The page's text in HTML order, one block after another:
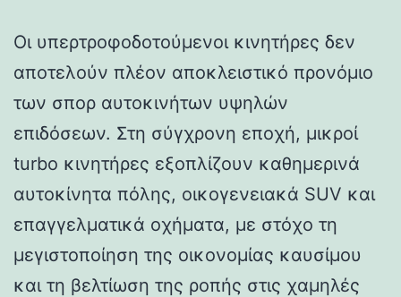
Οι υπερτροφοδοτούμενοι κινητήρες δεν
αποτελούν πλέον αποκλειστικό προνόμιο
των σπορ αυτοκινήτων υψηλών
επιδόσεων. Στη σύγχρονη εποχή, μικροί
turbo κινητήρες εξοπλίζουν καθημερινά
αυτοκίνητα πόλης, οικογενειακά SUV και
επαγγελματικά οχήματα, με στόχο τη
μεγιστοποίηση της οικονομίας καυσίμου
και τη βελτίωση της ροπής στις χαμηλές